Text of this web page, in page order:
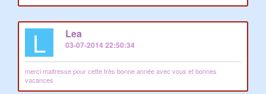
L Lea
03-07-2014 22:50:34
merci maitresse pour cette très bonne année avec vous et bonnes
vacances